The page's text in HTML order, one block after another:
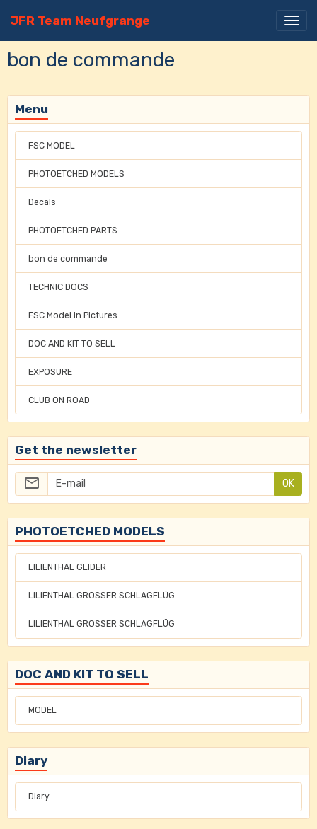
JFR Team Neufgrange
bon de commande
Menu
FSC MODEL
PHOTOETCHED MODELS
Decals
PHOTOETCHED PARTS
bon de commande
TECHNIC DOCS
FSC Model in Pictures
DOC AND KIT TO SELL
EXPOSURE
CLUB ON ROAD
Get the newsletter
OK
PHOTOETCHED MODELS
LILIENTHAL GLIDER
LILIENTHAL GROSSER SCHLAGFLÜG
LILIENTHAL GROSSER SCHLAGFLÜG
DOC AND KIT TO SELL
MODEL
Diary
Diary